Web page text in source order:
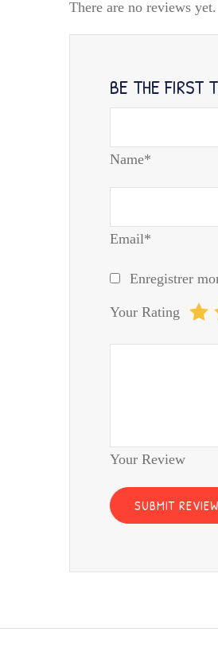
There are no reviews yet.
BE THE FIRST
Name*
Email*
Enregistrer
Your Rating
Your Review